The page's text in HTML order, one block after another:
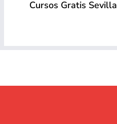
Cursos Gratis Sevilla